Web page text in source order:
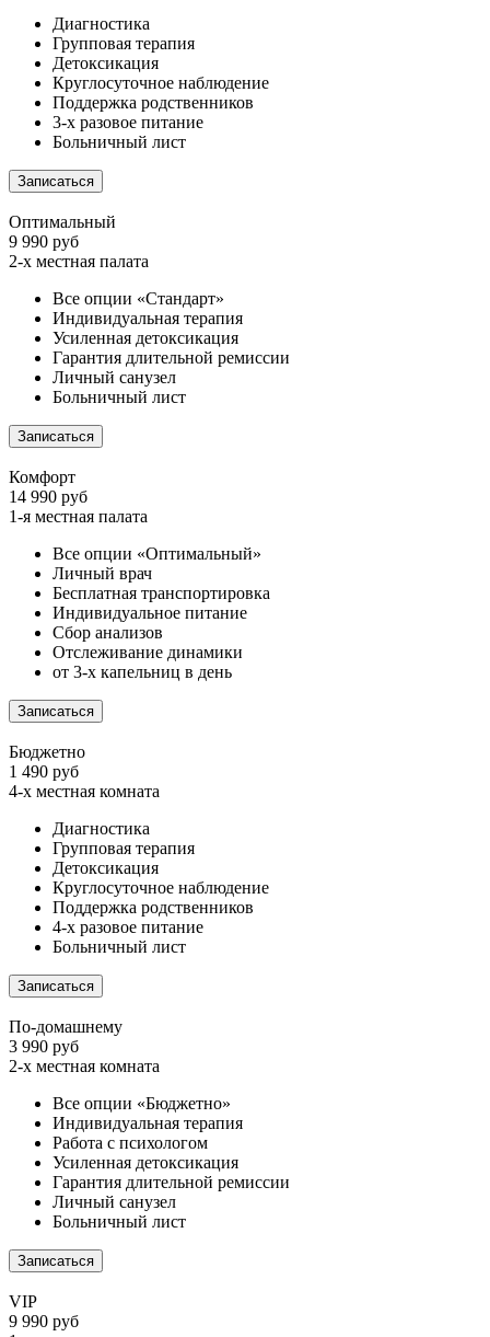
Диагностика
Групповая терапия
Детоксикация
Круглосуточное наблюдение
Поддержка родственников
3-х разовое питание
Больничный лист
Записаться
Оптимальный
9 990 руб
2-х местная палата
Все опции «Стандарт»
Индивидуальная терапия
Усиленная детоксикация
Гарантия длительной ремиссии
Личный санузел
Больничный лист
Записаться
Комфорт
14 990 руб
1-я местная палата
Все опции «Оптимальный»
Личный врач
Бесплатная транспортировка
Индивидуальное питание
Сбор анализов
Отслеживание динамики
от 3-х капельниц в день
Записаться
Бюджетно
1 490 руб
4-х местная комната
Диагностика
Групповая терапия
Детоксикация
Круглосуточное наблюдение
Поддержка родственников
4-х разовое питание
Больничный лист
Записаться
По-домашнему
3 990 руб
2-х местная комната
Все опции «Бюджетно»
Индивидуальная терапия
Работа с психологом
Усиленная детоксикация
Гарантия длительной ремиссии
Личный санузел
Больничный лист
Записаться
VIP
9 990 руб